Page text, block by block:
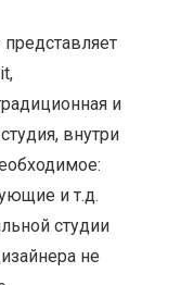
и
внутри
и т.д.
студии
не